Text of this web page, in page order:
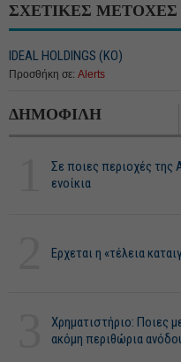
ΣΧΕΤΙΚΕΣ ΜΕΤΟΧΕΣ
IDEAL HOLDINGS (ΚΟ)
Προσθήκη σε: Alerts
ΔΗΜΟΦΙΛΗ
Σε ποιες περιοχές της
ενοίκια
Ερχεται η «τέλεια
Χρηματιστήριο: Ποιες
ακόμη περιθώρια